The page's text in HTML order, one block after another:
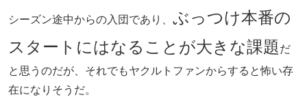
シーズン途中からの入団であり、 ぶっつけ本番の
スタートにはなることが大きな課題だ
と思うのだが、それでもヤクルトファンからすると怖い存
在になりそうだ。